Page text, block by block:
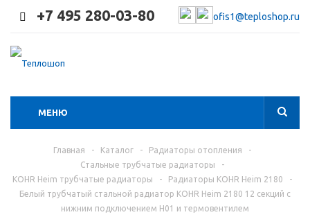
+7 495 280-03-80 ofis1@teploshop.ru
МЕНЮ
Главная - Каталог - Радиаторы отопления
-
Стальные трубчатые радиаторы
-
KOHR Heim трубчатые радиаторы
- Радиаторы KOHR Heim 2180
-
Белый трубчатый стальной радиатор KOHR Heim 2180 12 секций с
нижним подключением H01 и термовентилем